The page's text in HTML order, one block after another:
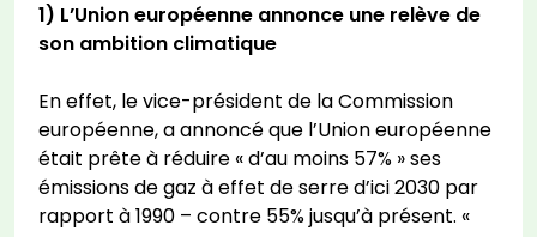
1) L’Union européenne annonce une relève de
son ambition climatique
En effet, le vice-président de la Commission
européenne, a annoncé que l’Union européenne
était prête à réduire « d’au moins 57% » ses
émissions de gaz à effet de serre d’ici 2030 par
rapport à 1990 – contre 55% jusqu’à présent. «